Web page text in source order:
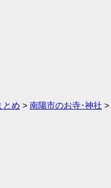
とめ > 南陽市のお寺･神社 >